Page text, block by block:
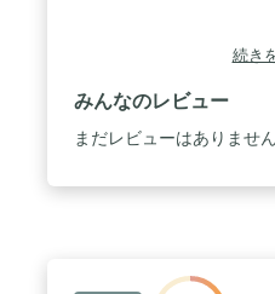
続き
みんなのレビュー
まだレビューはありません